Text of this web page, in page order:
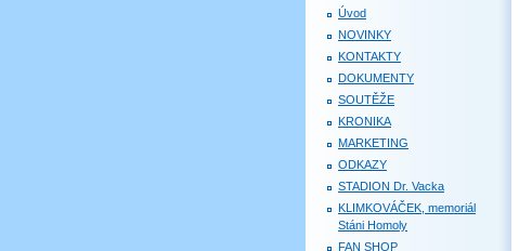
Úvod
NOVINKY
KONTAKTY
DOKUMENTY
SOUTĚŽE
KRONIKA
MARKETING
ODKAZY
STADION Dr. Vacka
KLIMKOVÁČEK, memoriál
Stáni Homoly
FAN SHOP